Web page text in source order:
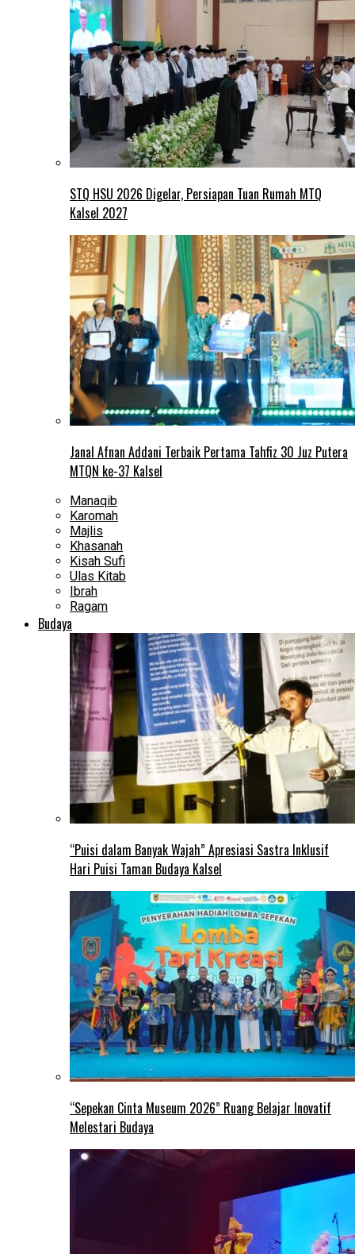
STQ HSU 2026 Digelar, Persiapan Tuan Rumah MTQ
Kalsel 2027
Janal Afnan Addani Terbaik Pertama Tahfiz 30 Juz Putera
MTQN ke-37 Kalsel
Manaqib
Karomah
Majlis
Khasanah
Kisah Sufi
Ulas Kitab
Ibrah
Ragam
Budaya
“Puisi dalam Banyak Wajah” Apresiasi Sastra Inklusif
Hari Puisi Taman Budaya Kalsel
“Sepekan Cinta Museum 2026” Ruang Belajar Inovatif
Melestari Budaya